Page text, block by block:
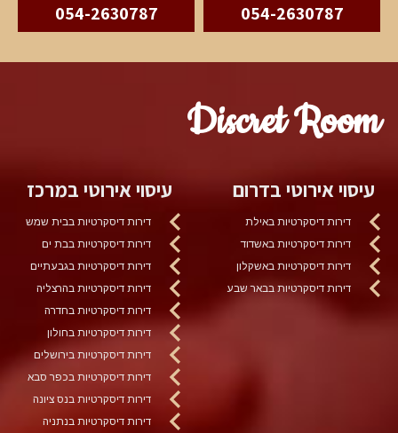
054-2630787
054-2630787
Discret Room
עיסוי אירוטי בדרום
דירות דיסקרטיות באילת
דירות דיסקרטיות באשדוד
דירות דיסקרטיות באשקלון
דירות דיסקרטיות בבאר שבע
עיסוי אירוטי במרכז
דירות דיסקרטיות בבית שמש
דירות דיסקרטיות בבת ים
דירות דיסקרטיות בגבעתיים
דירות דיסקרטיות בהרצליה
דירות דיסקרטיות בחדרה
דירות דיסקרטיות בחולון
דירות דיסקרטיות בירושלים
דירות דיסקרטיות בכפר סבא
דירות דיסקרטיות בנס ציונה
דירות דיסקרטיות בנתניה